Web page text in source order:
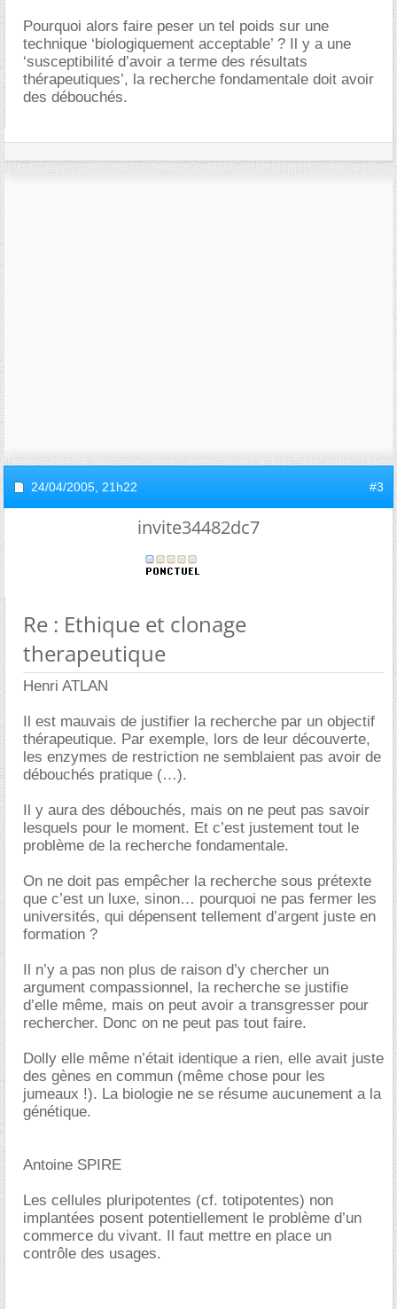
Pourquoi alors faire peser un tel poids sur une
technique ‘biologiquement acceptable’ ? Il y a une
‘susceptibilité d’avoir a terme des résultats
thérapeutiques’, la recherche fondamentale doit avoir
des débouchés.
24/04/2005, 21h22 #3
invite34482dc7
Re : Ethique et clonage
therapeutique
Henri ATLAN
Il est mauvais de justifier la recherche par un objectif
thérapeutique. Par exemple, lors de leur découverte,
les enzymes de restriction ne semblaient pas avoir de
débouchés pratique (…).
Il y aura des débouchés, mais on ne peut pas savoir
lesquels pour le moment. Et c’est justement tout le
problème de la recherche fondamentale.
On ne doit pas empêcher la recherche sous prétexte
que c’est un luxe, sinon… pourquoi ne pas fermer les
universités, qui dépensent tellement d’argent juste en
formation ?
Il n’y a pas non plus de raison d’y chercher un
argument compassionnel, la recherche se justifie
d’elle même, mais on peut avoir a transgresser pour
rechercher. Donc on ne peut pas tout faire.
Dolly elle même n’était identique a rien, elle avait juste
des gènes en commun (même chose pour les
jumeaux !). La biologie ne se résume aucunement a la
génétique.
Antoine SPIRE
Les cellules pluripotentes (cf. totipotentes) non
implantées posent potentiellement le problème d’un
commerce du vivant. Il faut mettre en place un
contrôle des usages.